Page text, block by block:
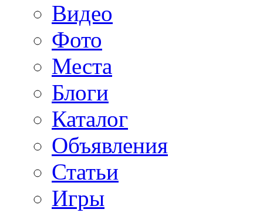
Видео
Фото
Места
Блоги
Каталог
Объявления
Статьи
Игры